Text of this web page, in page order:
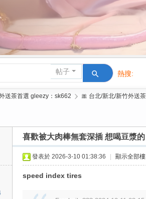
帖子 熱搜:
活動/交
送茶首選 gleezy：sk662 › 🎀 台北/新北/新竹外送茶
喜歡被大肉棒無套深插 想喝豆漿
發表於 2026-3-10 01:38:36 顯示全部
speed index tires